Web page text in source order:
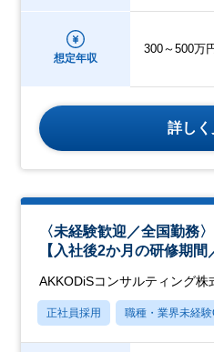
想定年収
300～500万
詳しく
〈未経験歓迎／全国勤務
【入社後2か月の研修期間
AKKODiSコンサルティング株
正社員採用 職種・業界未経